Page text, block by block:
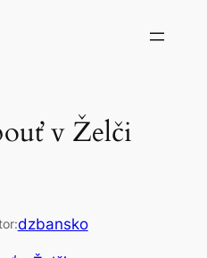
v Želči
dzbansko